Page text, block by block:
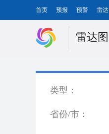
首页 预报 预警 雷达
雷达图
类型：
省份/市：